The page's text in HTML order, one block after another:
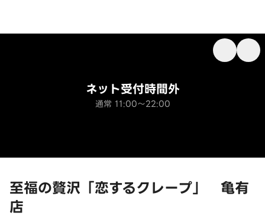
至福の贅沢「恋するクレープ」 亀有
店
ネット受付時間外
通常 11:00～22:00